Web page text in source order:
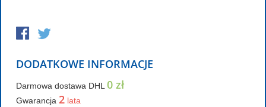
DODATKOWE INFORMACJE
Darmowa dostawa DHL 0 zł
Gwarancja 2 lata